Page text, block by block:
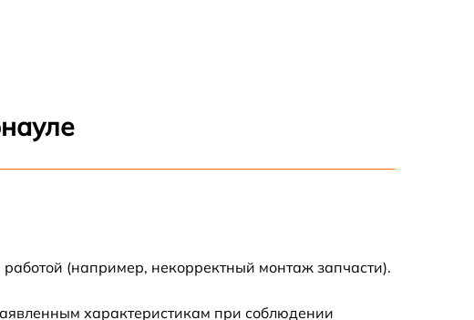
500 р
(например, некорректный монтаж запчасти).
характеристикам при соблюдении